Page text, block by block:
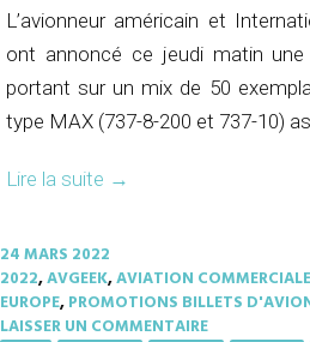
L’avionneur américain et
ont annoncé ce jeudi matin
portant sur un mix de 50
type MAX (737-8-200 et 737-10)
Lire la suite →
24 MARS 2022
2022,AVGEEK,AVIATION COMMERCIALE
EUROPE,PROMOTIONS BILLETS
LAISSER UN COMMENTAIRE